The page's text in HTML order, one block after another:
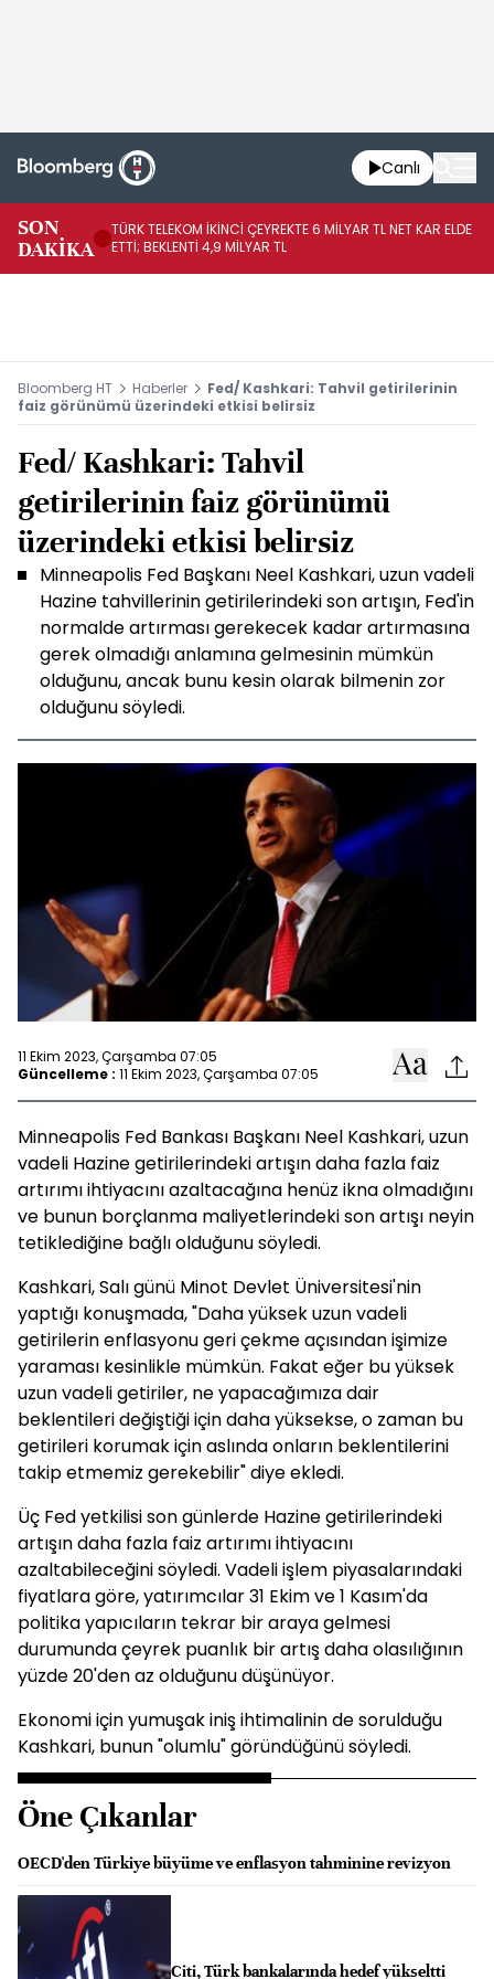
Canlı
SON
DAKİKA
TÜRK TELEKOM İKİNCİ ÇEYREKTE 6 MİLYAR TL NET KAR ELDE
ETTİ; BEKLENTİ 4,9 MİLYAR TL
Bloomberg HT Haberler
Fed/ Kashkari: Tahvil getirilerinin
faiz görünümü üzerindeki etkisi belirsiz
Fed/ Kashkari: Tahvil
getirilerinin faiz görünümü
üzerindeki etkisi belirsiz
Minneapolis Fed Başkanı Neel Kashkari, uzun vadeli
Hazine tahvillerinin getirilerindeki son artışın, Fed'in
normalde artırması gerekecek kadar artırmasına
gerek olmadığı anlamına gelmesinin mümkün
olduğunu, ancak bunu kesin olarak bilmenin zor
olduğunu söyledi.
11 Ekim 2023, Çarşamba 07:05
Güncelleme : 11 Ekim 2023, Çarşamba 07:05
Minneapolis Fed Bankası Başkanı Neel Kashkari, uzun
vadeli Hazine getirilerindeki artışın daha fazla faiz
artırımı ihtiyacını azaltacağına henüz ikna olmadığını
ve bunun borçlanma maliyetlerindeki son artışı neyin
tetiklediğine bağlı olduğunu söyledi.
Kashkari, Salı günü Minot Devlet Üniversitesi'nin
yaptığı konuşmada, "Daha yüksek uzun vadeli
getirilerin enflasyonu geri çekme açısından işimize
yaraması kesinlikle mümkün. Fakat eğer bu yüksek
uzun vadeli getiriler, ne yapacağımıza dair
beklentileri değiştiği için daha yüksekse, o zaman bu
getirileri korumak için aslında onların beklentilerini
takip etmemiz gerekebilir" diye ekledi.
Üç Fed yetkilisi son günlerde Hazine getirilerindeki
artışın daha fazla faiz artırımı ihtiyacını
azaltabileceğini söyledi. Vadeli işlem piyasalarındaki
fiyatlara göre, yatırımcılar 31 Ekim ve 1 Kasım'da
politika yapıcıların tekrar bir araya gelmesi
durumunda çeyrek puanlık bir artış daha olasılığının
yüzde 20'den az olduğunu düşünüyor.
Ekonomi için yumuşak iniş ihtimalinin de sorulduğu
Kashkari, bunun "olumlu" göründüğünü söyledi.
Öne Çıkanlar
OECD'den Türkiye büyüme ve enflasyon tahminine revizyon
Citi, Türk bankalarında hedef yükseltti